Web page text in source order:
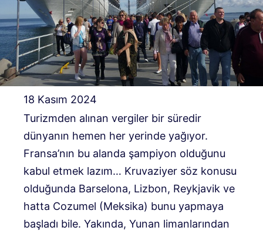
18 Kasım 2024
Turizmden alınan vergiler bir süredir
dünyanın hemen her yerinde yağıyor.
Fransa’nın bu alanda şampiyon olduğunu
kabul etmek lazım… Kruvaziyer söz konusu
olduğunda Barselona, ​​​​Lizbon, Reykjavik ve
hatta Cozumel (Meksika) bunu yapmaya
başladı bile. Yakında, Yunan limanlarından